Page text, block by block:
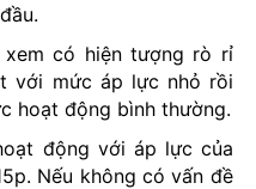
có hiện tượng rò rỉ
với mức áp lực nhỏ rồi
hoạt động bình thường.
động với áp lực của
Nếu không có vấn đề